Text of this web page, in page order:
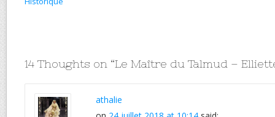
14 Thoughts on “Le Maître du Talmud –
athalie